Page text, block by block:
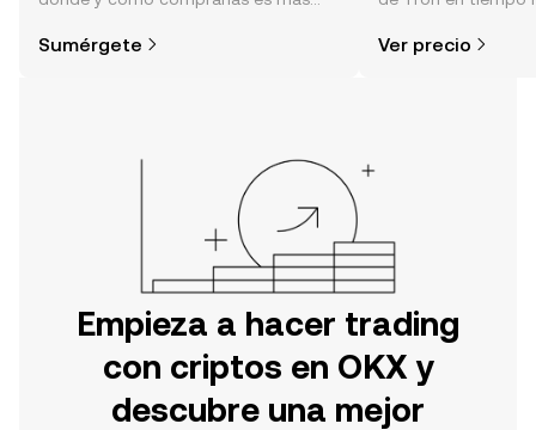
tu aventura en la aplicación móvil de
Sumérgete
noticias y más.
Ver precio
Empieza a hacer trading
con criptos en OKX y
descubre una mejor